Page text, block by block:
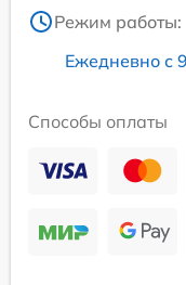
Режим работы:
Ежедневно с
Способы оплаты